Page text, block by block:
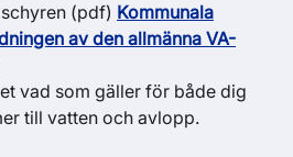
(pdf) Kommunala
av den allmänna VA-
vad som gäller för både dig
till vatten och avlopp.